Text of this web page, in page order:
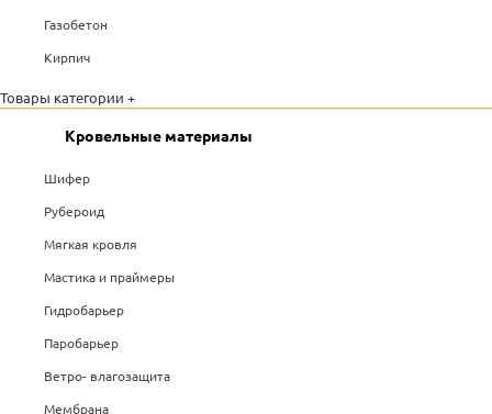
Газобетон
Кирпич
Товары категории +
Кровельные материалы
Шифер
Рубероид
Мягкая кровля
Мастика и праймеры
Гидробарьер
Паробарьер
Ветро- влагозащита
Мембрана